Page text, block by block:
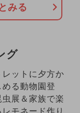
みる
グ
レットに夕方か
める動物園登
展＆家族で楽